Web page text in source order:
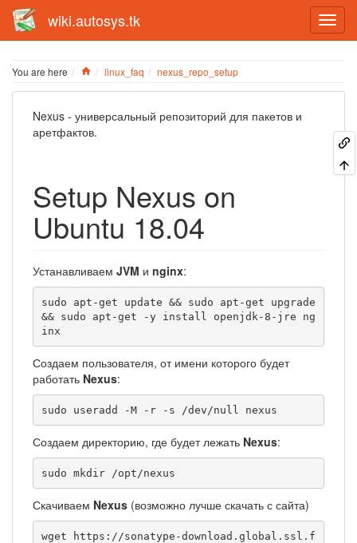
wiki.autosys.tk
You are here Home
linux_faq nexus_repo_setup
Nexus - универсальный репозиторий для пакетов и
аретфактов.
Setup Nexus on
Ubuntu 18.04
Устанавливаем JVM и nginx:
sudo apt-get update && sudo apt-get upgrade
&& sudo apt-get -y install openjdk-8-jre ng
inx
Создаем пользователя, от имени которого будет
работать Nexus:
sudo useradd -M -r -s /dev/null nexus
Создаем директорию, где будет лежать Nexus:
sudo mkdir /opt/nexus
Скачиваем Nexus (возможно лучше скачать с сайта)
wget https://sonatype-download.global.ssl.f